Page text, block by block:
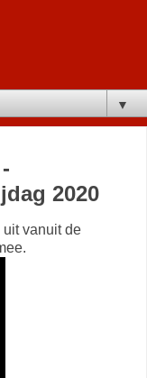
▼
2020
vanuit de